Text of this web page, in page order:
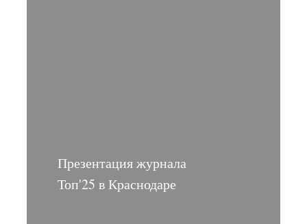
Презентация журнала
Топ'25 в Краснодаре